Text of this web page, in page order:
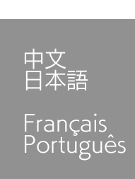
中文
日本語
Français
Português